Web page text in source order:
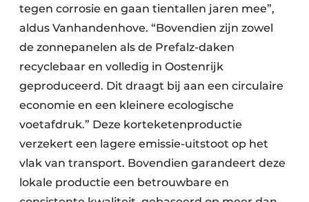
tegen corrosie en gaan tientallen jaren mee”,
aldus Vanhandenhove. “Bovendien zijn zowel
de zonnepanelen als de Prefalz-daken
recyclebaar en volledig in Oostenrijk
geproduceerd. Dit draagt bij aan een circulaire
economie en een kleinere ecologische
voetafdruk.” Deze korteketenproductie
verzekert een lagere emissie-uitstoot op het
vlak van transport. Bovendien garandeert deze
lokale productie een betrouwbare en